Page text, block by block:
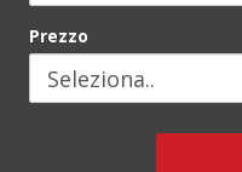
Prezzo